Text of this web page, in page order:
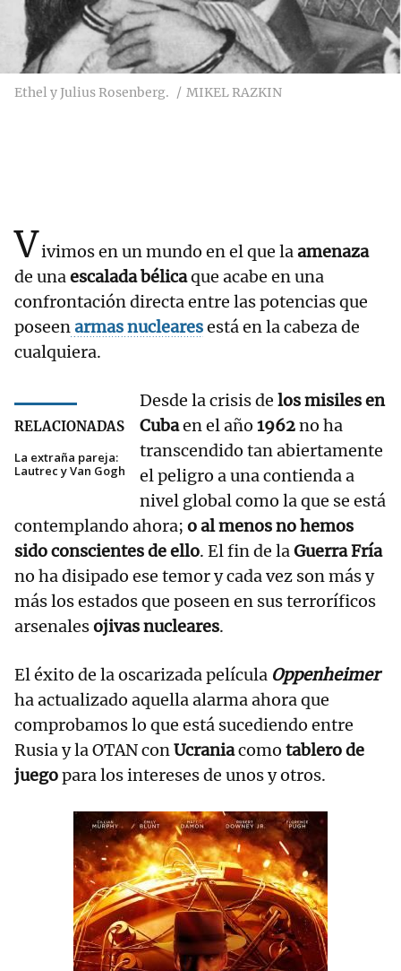
Ethel y Julius Rosenberg. MIKEL RAZKIN
Vivimos en un mundo en el que laamenaza
de unaescalada bélicaque acabe en una
confrontación directa entre las potencias que
poseenarmas nuclearesestá en la cabeza de
cualquiera.
RELACIONADAS
La extraña pareja:
Lautrec y Van Gogh
Desde la crisis de los misiles en
Cubaen el año 1962no ha
transcendido tan abiertamente
el peligro a una contienda a
nivel global como la que se está
contemplando ahora; o al menos no hemos
sido conscientes de ello. El fin de laGuerra Fría
no ha disipado ese temor y cada vez son más y
más los estados que poseen en sus terroríficos
arsenalesojivas nucleares.
El éxito de la oscarizada película Oppenheimer
ha actualizado aquella alarma ahora que
comprobamos lo que está sucediendo entre
Rusia y la OTAN conUcraniacomo tablero de
juegopara los intereses de unos y otros.